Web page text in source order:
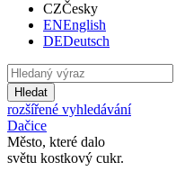
CZČesky
ENEnglish
DEDeutsch
Hledat
rozšířené vyhledávání
Dačice
Město, které dalo
světu kostkový cukr.